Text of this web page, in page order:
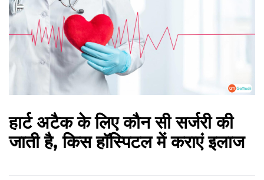
हार्ट अटैक के लिए कौन सी सर्जरी की
जाती है, किस हॉस्पिटल में कराएं इलाज